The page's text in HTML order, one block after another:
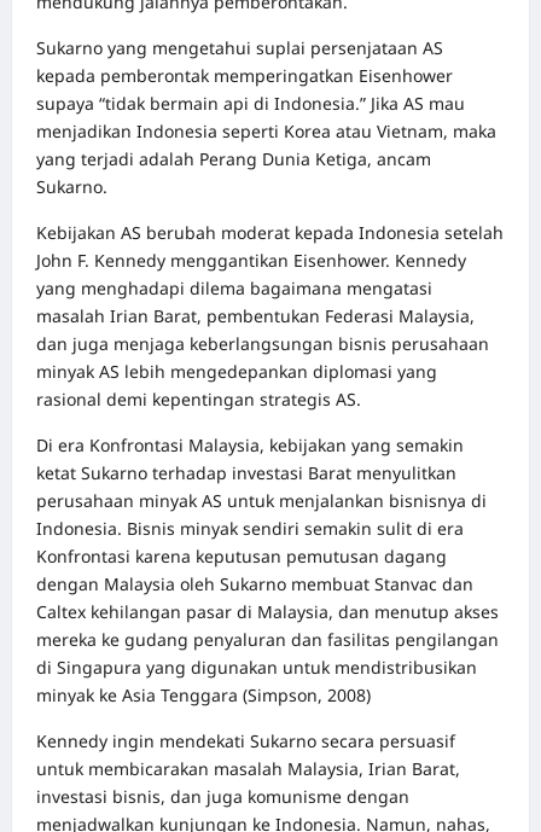
Sukarno yang mengetahui suplai persenjataan AS
kepada pemberontak memperingatkan Eisenhower
supaya “tidak bermain api di Indonesia.” Jika AS mau
menjadikan Indonesia seperti Korea atau Vietnam, maka
yang terjadi adalah Perang Dunia Ketiga, ancam
Sukarno.
Kebijakan AS berubah moderat kepada Indonesia setelah
John F. Kennedy menggantikan Eisenhower. Kennedy
yang menghadapi dilema bagaimana mengatasi
masalah Irian Barat, pembentukan Federasi Malaysia,
dan juga menjaga keberlangsungan bisnis perusahaan
minyak AS lebih mengedepankan diplomasi yang
rasional demi kepentingan strategis AS.
Di era Konfrontasi Malaysia, kebijakan yang semakin
ketat Sukarno terhadap investasi Barat menyulitkan
perusahaan minyak AS untuk menjalankan bisnisnya di
Indonesia. Bisnis minyak sendiri semakin sulit di era
Konfrontasi karena keputusan pemutusan dagang
dengan Malaysia oleh Sukarno membuat Stanvac dan
Caltex kehilangan pasar di Malaysia, dan menutup akses
mereka ke gudang penyaluran dan fasilitas pengilangan
di Singapura yang digunakan untuk mendistribusikan
minyak ke Asia Tenggara (Simpson, 2008)
Kennedy ingin mendekati Sukarno secara persuasif
untuk membicarakan masalah Malaysia, Irian Barat,
investasi bisnis, dan juga komunisme dengan
menjadwalkan kunjungan ke Indonesia. Namun, nahas,